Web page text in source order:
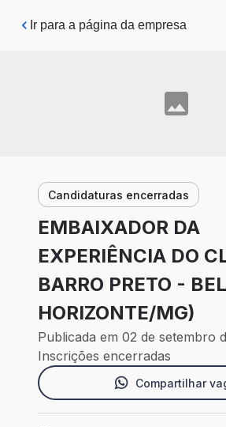
Pular para o conteúdo principal
Ir para a página da empresa
Candidaturas encerradas
EMBAIXADOR DA
EXPERIÊNCIA DO
BARRO PRETO -
HORIZONTE/MG)
Publicada em 02 de setembro
Inscrições encerradas
Compartilhar